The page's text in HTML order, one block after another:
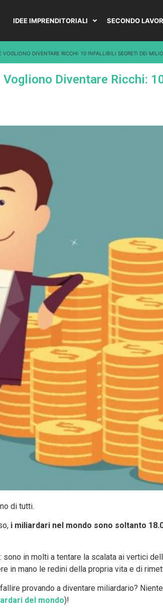
IDEE IMPRENDITORIALI SECONDO
VOGLIONO DIVENTARE RICCHI: 10 INFALLIBILI SEGRETI DEI
Diventare Ricchi:
di tutti.
i miliardari nel mondo sono soltanto
in molti a tentare la scalata ai vertici
in mano le redini della propria vita e di
provando a diventare miliardario?
del mondo)!